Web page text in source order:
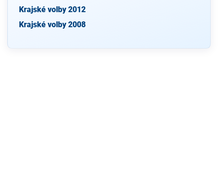
Krajské volby 2012
Krajské volby 2008